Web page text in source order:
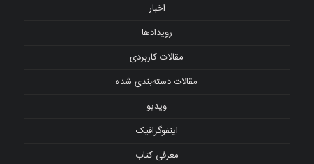
اخبار
رویدادها
مقالات کاربردی
مقالات دسته‌بندی شده
ویدیو
اینفوگرافیک
معرفی کتاب